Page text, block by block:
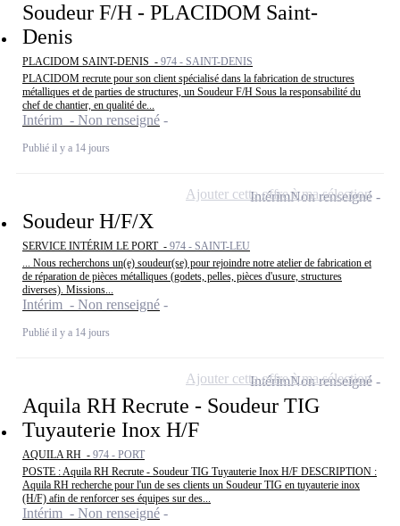
Soudeur F/H - PLACIDOM Saint-
Denis
PLACIDOM SAINT-DENIS - 974 - SAINT-DENIS
PLACIDOM recrute pour son client spécialisé dans la fabrication de structures
métalliques et de parties de structures, un Soudeur F/H Sous la responsabilité du
chef de chantier, en qualité de...
Intérim - Non renseigné
Publié il y a 14 jours
Soudeur H/F/X
SERVICE INTÉRIM LE PORT - 974 - SAINT-LEU
... Nous recherchons un(e) soudeur(se) pour rejoindre notre atelier de fabrication et
de réparation de pièces métalliques (godets, pelles, pièces d'usure, structures
diverses). Missions...
Intérim - Non renseigné
Publié il y a 14 jours
IntérimNon renseigné
Ajouter cette offre à ma sélection
Aquila RH Recrute - Soudeur TIG
Tuyauterie Inox H/F
AQUILA RH - 974 - PORT
POSTE : Aquila RH Recrute - Soudeur TIG Tuyauterie Inox H/F DESCRIPTION :
Aquila RH recherche pour l'un de ses clients un Soudeur TIG en tuyauterie inox
(H/F) afin de renforcer ses équipes sur des...
Intérim - Non renseigné
IntérimNon renseigné
Ajouter cette offre à ma sélection